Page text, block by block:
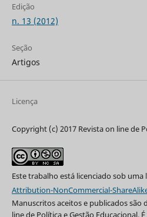
Edição
n. 13 (2012)
Seção
Artigos
Licença
Copyright (c) 2017 Revista on line de
Este trabalho está licenciado sob uma
Attribution-NonCommercial-
Manuscritos aceitos e publicados são
line de Política e Gestão Educacional.